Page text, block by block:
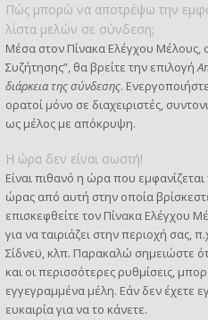
Πώς μπορώ να αποτρέψω την
λίστα μελών σε σύνδεση;
Μέσα στον Πίνακα Ελέγχου Μέλους,
Συζήτησης”, θα βρείτε την επιλογή
διάρκεια της σύνδεσης.
ορατοί μόνο σε διαχειριστές,
ως μέλος με απόκρυψη.
Η ώρα δεν είναι σωστή!
Είναι πιθανό η ώρα που
ώρας από αυτή στην οποία
επισκεφθείτε τον Πίνακα Ελέγχου
για να ταιριάζει στην περιοχή σας,
Σίδνεϋ, κλπ. Παρακαλώ σημειώστε
και οι περισσότερες ρυθμίσεις,
εγγεγραμμένα μέλη. Εάν δεν έχετε
ευκαιρία για να το κάνετε.